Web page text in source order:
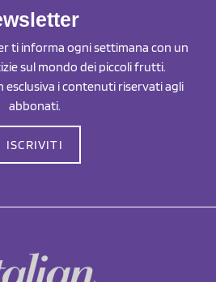
ti informa ogni settimana con un
sul mondo dei piccoli frutti.
esclusiva i contenuti riservati agli
abbonati.
ISCRIVITI